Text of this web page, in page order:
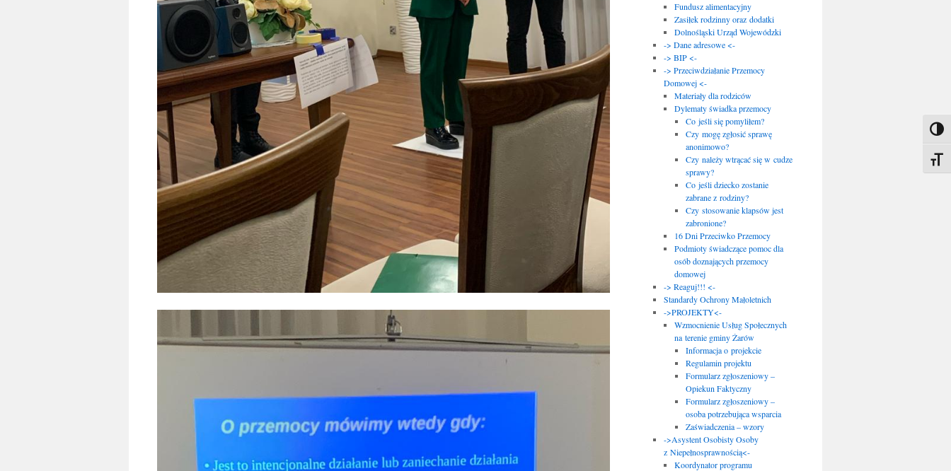
Fundusz alimentacyjny
Zasiłek rodzinny oraz dodatki
Dolnośląski Urząd Wojewódzki
-> Dane adresowe <-
-> BIP <-
-> Przeciwdziałanie Przemocy
Domowej <-
Materiały dla rodziców
Dylematy świadka przemocy
Co jeśli się pomyliłem?
Czy mogę zgłosić sprawę
anonimowo?
Czy należy wtrącać się w cudze
sprawy?
Co jeśli dziecko zostanie
zabrane z rodziny?
Czy stosowanie klapsów jest
zabronione?
16 Dni Przeciwko Przemocy
Podmioty świadczące pomoc dla
osób doznających przemocy
domowej
-> Reaguj!!! <-
Standardy Ochrony Małoletnich
->PROJEKTY<-
Wzmocnienie Usług Społecznych
na terenie gminy Żarów
Informacja o projekcie
Regulamin projektu
Formularz zgłoszeniowy –
Opiekun Faktyczny
Formularz zgłoszeniowy –
osoba potrzebująca wsparcia
Zaświadczenia – wzory
->Asystent Osobisty Osoby
z Niepełnosprawnością<-
Koordynator programu